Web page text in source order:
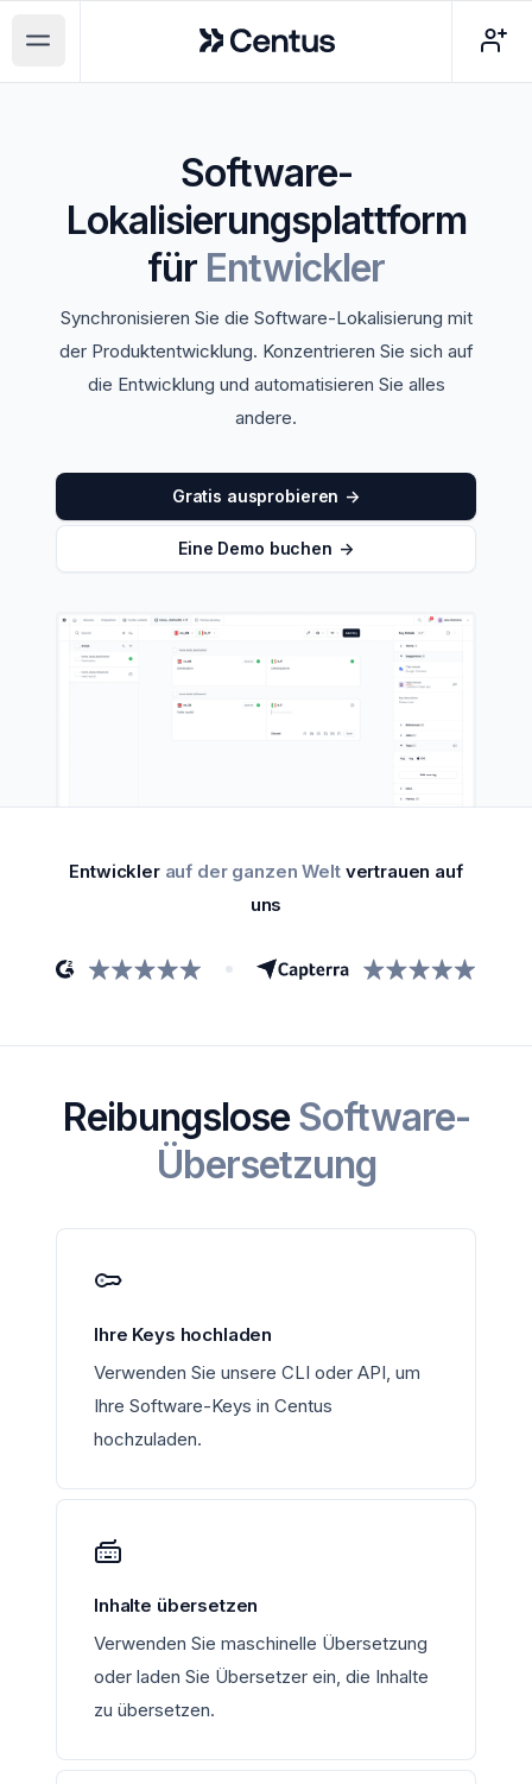
Open main menu
Centus
Software-
Lokalisierungsplattform
für Entwickler
Synchronisieren Sie die Software-Lokalisierung mit
der Produktentwicklung. Konzentrieren Sie sich auf
die Entwicklung und automatisieren Sie alles
andere.
Gratis ausprobieren ->
Eine Demo buchen ->
Entwickler auf der ganzen Welt vertrauen auf
uns
ReibungsloseSoftware-
Übersetzung
Ihre Keys hochladen
Verwenden Sie unsere CLI oder API, um
Ihre Software-Keys in Centus
hochzuladen.
Inhalte übersetzen
Verwenden Sie maschinelle Übersetzung
oder laden Sie Übersetzer ein, die Inhalte
zu übersetzen.